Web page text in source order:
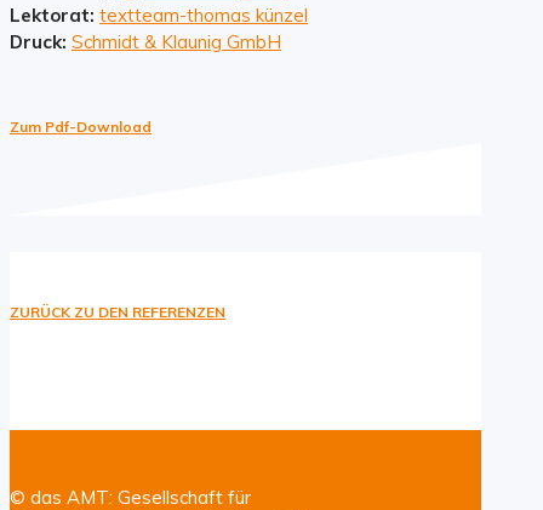
Lektorat: textteam-thomas künzel
Druck: Schmidt & Klaunig GmbH
Zum Pdf-Download
ZURÜCK ZU DEN REFERENZEN
© das AMT: Gesellschaft für